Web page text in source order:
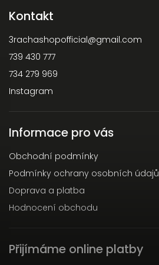
Kontakt
3rachashopofficial@gmail.com
739 430 777
734 279 969
Instagram
Informace pro vás
Obchodní podmínky
Podmínky ochrany osobních údajů
Doprava a platba
Hodnocení obchodu
Přijímáme online platby